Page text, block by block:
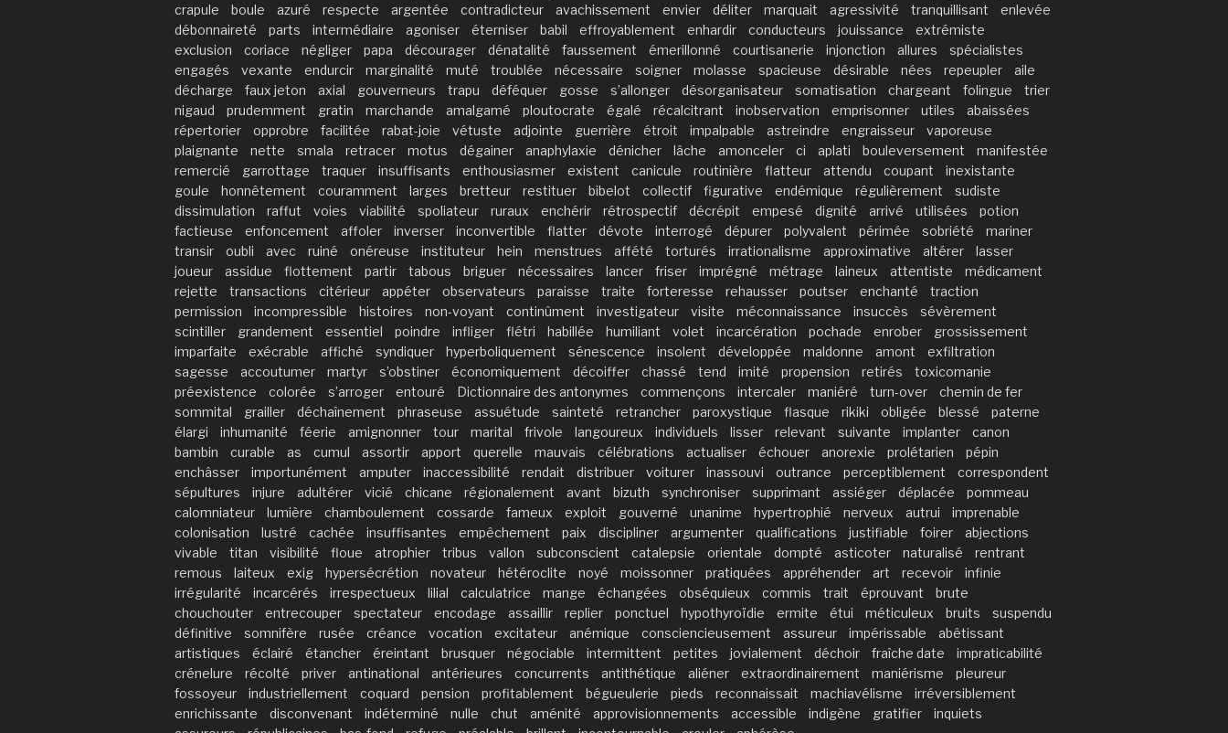
crapule
boule azuré respecte argentée contradicteur avachissement envier déliter marquait agressivité tranquillisant
enlevée
débonnaireté
parts intermédiaire agoniser éterniser babil effroyablement enhardir conducteurs jouissance
extrémiste
exclusion
coriace négliger papa décourager dénatalité faussement émerillonné courtisanerie injonction allures
spécialistes
engagés
vexante endurcir marginalité muté troublée nécessaire soigner molasse spacieuse désirable nées repeupler
aile
décharge
faux jeton axial gouverneurs trapu déféquer gosse s’allonger désorganisateur somatisation chargeant folingue
trier
nigaud
prudemment gratin marchande amalgamé ploutocrate égalé récalcitrant inobservation emprisonner utiles
abaissées
répertorier
opprobre facilitée rabat-joie vétuste adjointe guerrière étroit impalpable astreindre engraisseur
vaporeuse
plaignante
nette smala retracer motus dégainer anaphylaxie dénicher lâche amonceler ci aplati bouleversement
manifestée
remercié
garrottage traquer insuffisants enthousiasmer existent canicule routinière flatteur attendu coupant
inexistante
goule
honnêtement couramment larges bretteur restituer bibelot collectif figurative endémique régulièrement
sudiste
dissimulation
raffut voies viabilité spoliateur ruraux enchérir rétrospectif décrépit empesé dignité arrivé utilisées
potion
factieuse
enfoncement affoler inverser inconvertible flatter dévote interrogé dépurer polyvalent périmée sobriété
mariner
transir
oubli avec ruiné onéreuse instituteur hein menstrues affété torturés irrationalisme approximative altérer
lasser
joueur
assidue flottement partir tabous briguer nécessaires lancer friser imprégné métrage laineux attentiste
médicament
rejette
transactions citérieur appéter observateurs paraisse traite forteresse rehausser poutser enchanté
traction
permission
incompressible histoires non-voyant continûment investigateur visite méconnaissance insuccès
sévèrement
scintiller
grandement essentiel poindre infliger flétri habillée humiliant volet incarcération pochade enrober
grossissement
imparfaite
exécrable affiché syndiquer hyperboliquement sénescence insolent développée maldonne amont
exfiltration
sagesse
accoutumer martyr s’obstiner économiquement décoiffer chassé tend imité propension retirés
toxicomanie
préexistence
colorée s’arroger entouré Dictionnaire des antonymes commençons intercaler maniéré turn-over
chemin de fer
sommital
grailler déchaînement phraseuse assuétude sainteté retrancher paroxystique flasque rikiki obligée blessé
paterne
élargi
inhumanité féerie amignonner tour marital frivole langoureux individuels lisser relevant suivante implanter
canon
bambin
curable as cumul assortir apport querelle mauvais célébrations actualiser échouer anorexie prolétarien
pépin
enchâsser
importunément amputer inaccessibilité rendait distribuer voiturer inassouvi outrance perceptiblement
correspondent
sépultures
injure adultérer vicié chicane régionalement avant bizuth synchroniser supprimant assiéger déplacée
pommeau
calomniateur
lumière chamboulement cossarde fameux exploit gouverné unanime hypertrophié nerveux autrui
imprenable
colonisation
lustré cachée insuffisantes empêchement paix discipliner argumenter qualifications justifiable foirer
abjections
vivable
titan visibilité floue atrophier tribus vallon subconscient catalepsie orientale dompté asticoter naturalisé
rentrant
remous
laiteux exig hypersécrétion novateur hétéroclite noyé moissonner pratiquées appréhender art recevoir
infinie
irrégularité
incarcérés irrespectueux lilial calculatrice mange échangées obséquieux commis trait éprouvant
brute
chouchouter
entrecouper spectateur encodage assaillir replier ponctuel hypothyroïdie ermite étui méticuleux bruits
suspendu
définitive
somnifère rusée créance vocation excitateur anémique consciencieusement assureur impérissable
abêtissant
artistiques
éclairé étancher éreintant brusquer négociable intermittent petites jovialement déchoir fraîche date
impraticabilité
crénelure
récolté priver antinational antérieures concurrents antithétique aliéner extraordinairement maniérisme
pleureur
fossoyeur
industriellement coquard pension profitablement bégueulerie pieds reconnaissait machiavélisme
irréversiblement
enrichissante
disconvenant indéterminé nulle chut aménité approvisionnements accessible indigène gratifier
inquiets